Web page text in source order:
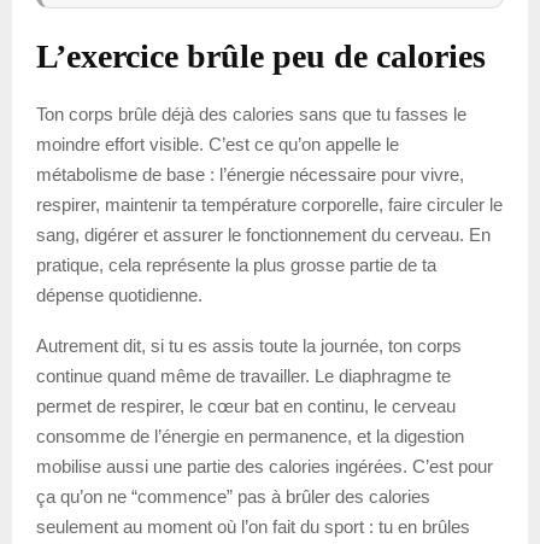
L’exercice brûle peu de calories
Ton corps brûle déjà des calories sans que tu fasses le
moindre effort visible. C’est ce qu’on appelle le
métabolisme de base : l’énergie nécessaire pour vivre,
respirer, maintenir ta température corporelle, faire circuler le
sang, digérer et assurer le fonctionnement du cerveau. En
pratique, cela représente la plus grosse partie de ta
dépense quotidienne.
Autrement dit, si tu es assis toute la journée, ton corps
continue quand même de travailler. Le diaphragme te
permet de respirer, le cœur bat en continu, le cerveau
consomme de l’énergie en permanence, et la digestion
mobilise aussi une partie des calories ingérées. C’est pour
ça qu’on ne “commence” pas à brûler des calories
seulement au moment où l’on fait du sport : tu en brûles